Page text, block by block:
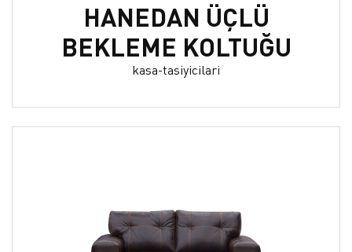
HANEDAN ÜÇLÜ
BEKLEME KOLTUĞU
kasa-tasiyicilari